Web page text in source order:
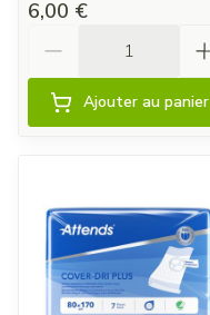
6,00 €
Ajouter au panier